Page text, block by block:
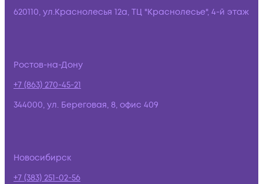
620110, ул.Краснолесья 12а, ТЦ "Краснолесье", 4-й этаж
Ростов-на-Дону
+7 (863) 270-45-21
344000, ул. Береговая, 8, офис 409
Новосибирск
+7 (383) 251-02-56